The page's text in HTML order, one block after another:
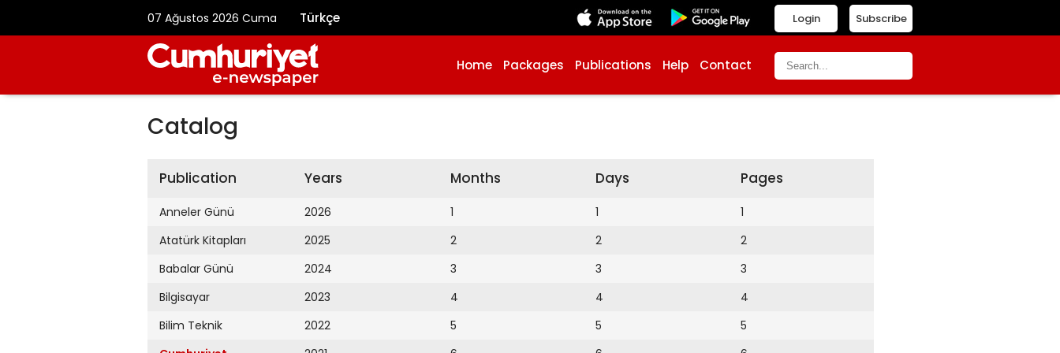
07 Ağustos 2026 Cuma Türkçe Subscribe
Login
Home Packages Publications Help Contact
Catalog
Publication
Anneler Günü
Atatürk Kitapları
Babalar Günü
Bilgisayar
Bilim Teknik
Years
2026
2025
2024
2023
2022
Months
1
2
3
4
5
Days
1
2
3
4
5
Pages
1
2
3
4
5